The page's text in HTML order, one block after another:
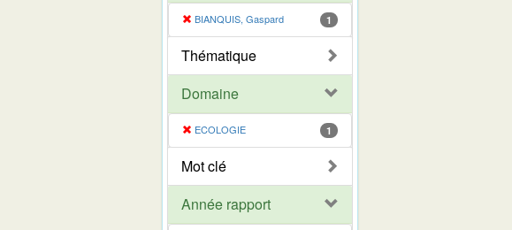
BIANQUIS, Gaspard 1
Thématique
Domaine
ECOLOGIE 1
Mot clé
Année rapport